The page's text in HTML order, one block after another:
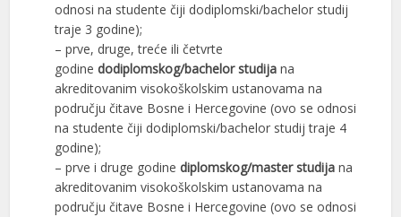
odnosi na studente čiji dodiplomski/bachelor studij
traje 3 godine);
– prve, druge, treće ili četvrte
godinedodiplomskog/bachelor studija na
akreditovanim visokoškolskim ustanovama na
području čitave Bosne i Hercegovine (ovo se odnosi
na studente čiji dodiplomski/bachelor studij traje 4
godine);
– prve i druge godinediplomskog/master studija na
akreditovanim visokoškolskim ustanovama na
području čitave Bosne i Hercegovine (ovo se odnosi